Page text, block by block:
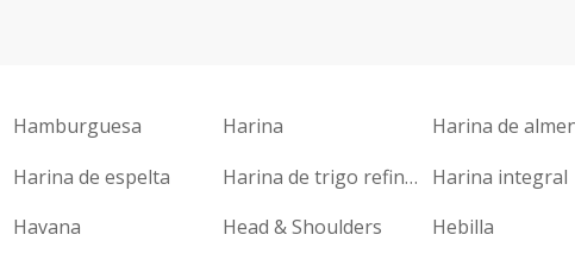
Hamburguesa Harina
Harina de
Harina de espelta Harina de trigo refinada
Harina integral
Havana Head & Shoulders
Hebilla